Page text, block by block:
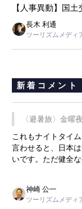
【人事異動】国
長木 利通
ツーリズムメディ
新着コメント
〈避暑旅〉金曜
これもナイトタイ
言わせると、日本
いです。ただ健全
ような意味で、金
限らず外国人にと
神崎 公一
ツーリズムメディ